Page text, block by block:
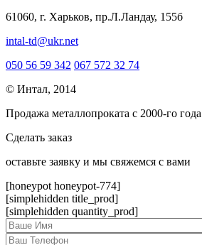
61060, г. Харьков, пр.Л.Ландау, 155б
intal-td@ukr.net
050 56 59 342 067 572 32 74
© Интал, 2014
Продажа металлопроката с 2000-го года
Сделать заказ
оcтавьте заявку и мы свяжемся с вами
[honeypot honeypot-774]
[simplehidden title_prod]
[simplehidden quantity_prod]